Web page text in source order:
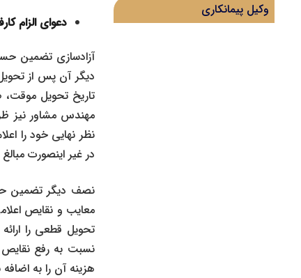
وکیل پیمانکاری
دعوای الزام
آزادسازی تضمین
تاریخ تحویل
نظر نهایی خود را
در غیر اینصورت
نصف دیگر تضمین
معایب و نقایص
تحویل قطعی را
نسبت به رفع نقایص
هزینه آن را به اضافه ۱۵ درصد از محل تضمین پیمانکار برداشت کند.